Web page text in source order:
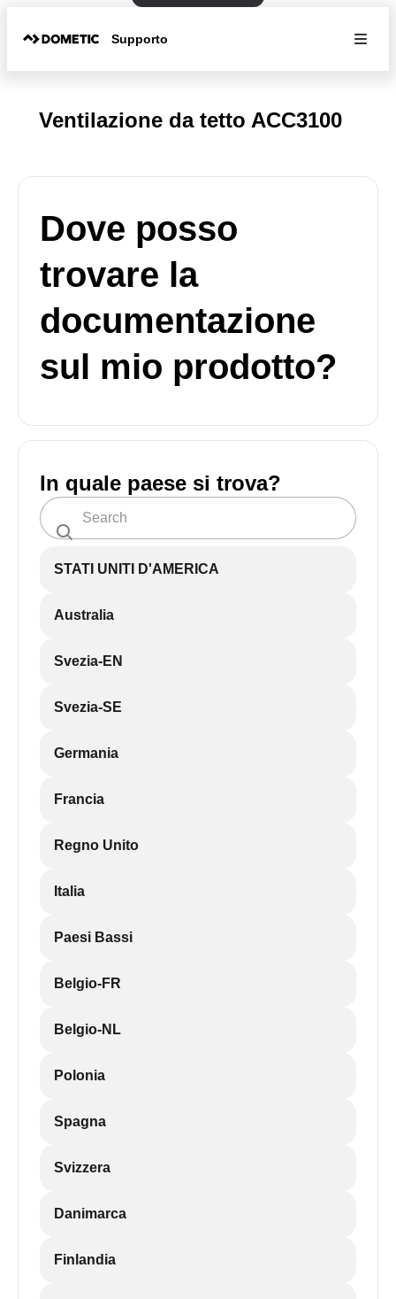
Supporto
Ventilazione da tetto ACC3100
Dove posso
trovare la
documentazione
sul mio prodotto?
In quale paese si trova?
STATI UNITI D'AMERICA
Australia
Svezia-EN
Svezia-SE
Germania
Francia
Regno Unito
Italia
Paesi Bassi
Belgio-FR
Belgio-NL
Polonia
Spagna
Svizzera
Danimarca
Finlandia